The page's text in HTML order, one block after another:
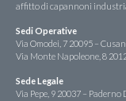
affitto di capannoni
Sedi Operative
Via Omodei, 7 20095 –
Via Monte Napoleone, 8
Sede Legale
Via Pepe, 9 20037 –